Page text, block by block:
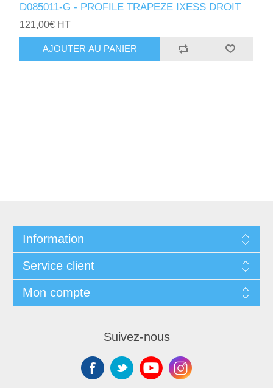
D085011-G - PROFILE TRAPEZE IXESS DROIT
121,00€ HT
AJOUTER AU PANIER
Information
Service client
Mon compte
Suivez-nous